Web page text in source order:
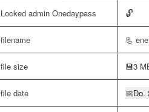
Locked admin Onedaypass 🔓
filename 📃
file size 💾3
file date 📅Do.